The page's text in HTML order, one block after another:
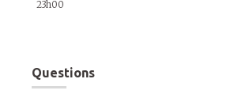
23h00
Questions